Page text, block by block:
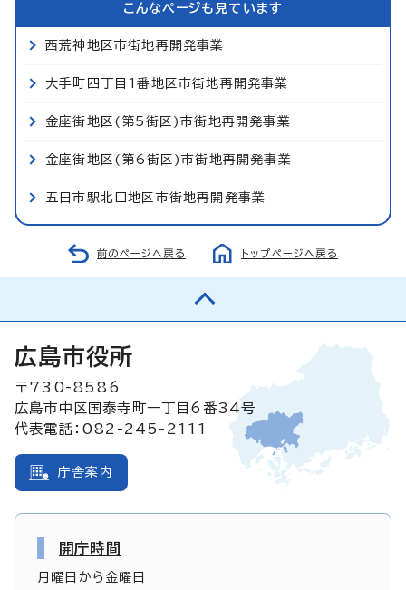
こんなページも見ています
西荒神地区市街地再開発事業
大手町四丁目1番地区市街地再開発事業
金座街地区(第5街区)市街地再開発事業
金座街地区(第6街区)市街地再開発事業
五日市駅北口地区市街地再開発事業
前のページへ戻る トップページへ戻る
広島市役所
〒730-8586
広島市中区国泰寺町一丁目6番34号
代表電話：082-245-2111
庁舎案内
開庁時間
月曜日から金曜日